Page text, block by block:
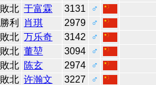
敗北 于富霖 3131
♂
勝利 肖琪 2979
♂
敗北 万乐奇 3142
♂
敗北 董堃 3094
♂
敗北 陈玄 2974
♂
敗北 许瀚文 3227
♂